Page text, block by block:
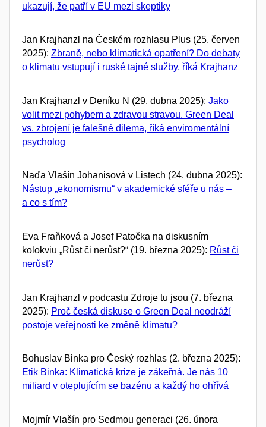
ukazují, že patří v EU mezi skeptiky
Jan Krajhanzl na Českém rozhlasu Plus (25. červen
2025): Zbraně, nebo klimatická opatření? Do debaty
o klimatu vstupují i ruské tajné služby, říká Krajhanz
Jan Krajhanzl v Deníku N (29. dubna 2025): Jako
volit mezi pohybem a zdravou stravou. Green Deal
vs. zbrojení je falešné dilema, říká enviromentální
psycholog
Naďa Vlašín Johanisová v Listech (24. dubna 2025):
Nástup „ekonomismu“ v akademické sféře u nás –
a co s tím?
Eva Fraňková a Josef Patočka na diskusním
kolokviu „Růst či nerůst?“ (19. března 2025): Růst či
nerůst?
Jan Krajhanzl v podcastu Zdroje tu jsou (7. března
2025): Proč česká diskuse o Green Deal neodráží
postoje veřejnosti ke změně klimatu?
Bohuslav Binka pro Český rozhlas (2. března 2025):
Etik Binka: Klimatická krize je zákeřná. Je nás 10
miliard v oteplujícím se bazénu a každý ho ohřívá
Mojmír Vlašín pro Sedmou generaci (26. února